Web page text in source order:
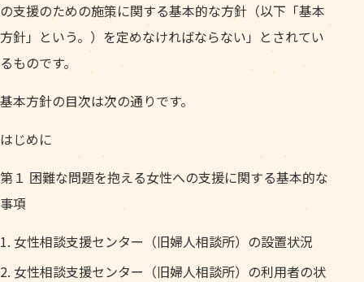
の支援のための施策に関する基本的な方針（以下「基本
方針」という。）を定めなければならない」とされてい
るものです。
基本方針の目次は次の通りです。
はじめに
第１ 困難な問題を抱える女性への支援に関する基本的な
事項
女性相談支援センター（旧婦人相談所）の設置状況
女性相談支援センター（旧婦人相談所）の利用者の状